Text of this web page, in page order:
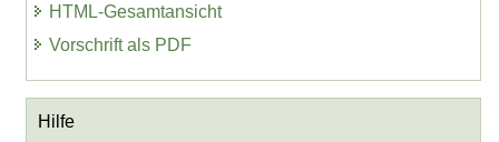
HTML-Gesamtansicht
Vorschrift als PDF
Hilfe